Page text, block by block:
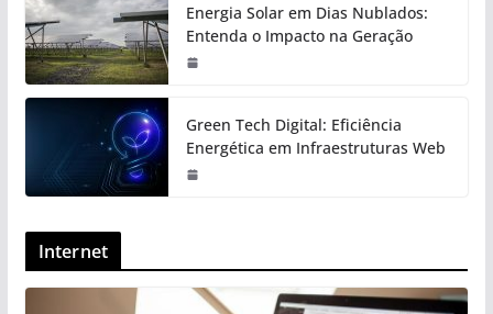
Energia Solar em Dias Nublados:
Entenda o Impacto na Geração
Green Tech Digital: Eficiência
Energética em Infraestruturas Web
Internet